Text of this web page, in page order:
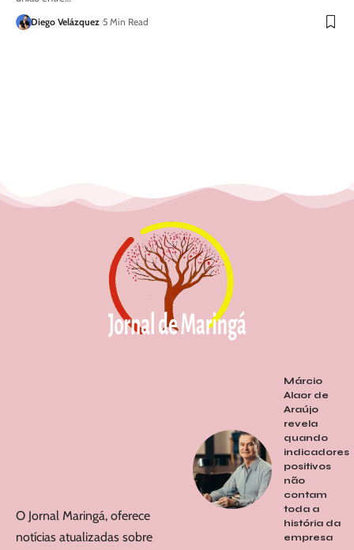
Diego Velázquez 5 Min Read
O Jornal Maringá, oferece
notícias atualizadas sobre
Márcio
Alaor de
Araújo
revela
quando
indicadores
positivos
não
contam
toda a
história da
empresa